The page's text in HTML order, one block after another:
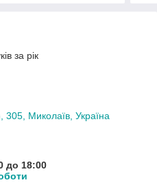
за рік
305, Миколаїв, Україна
до 18:00